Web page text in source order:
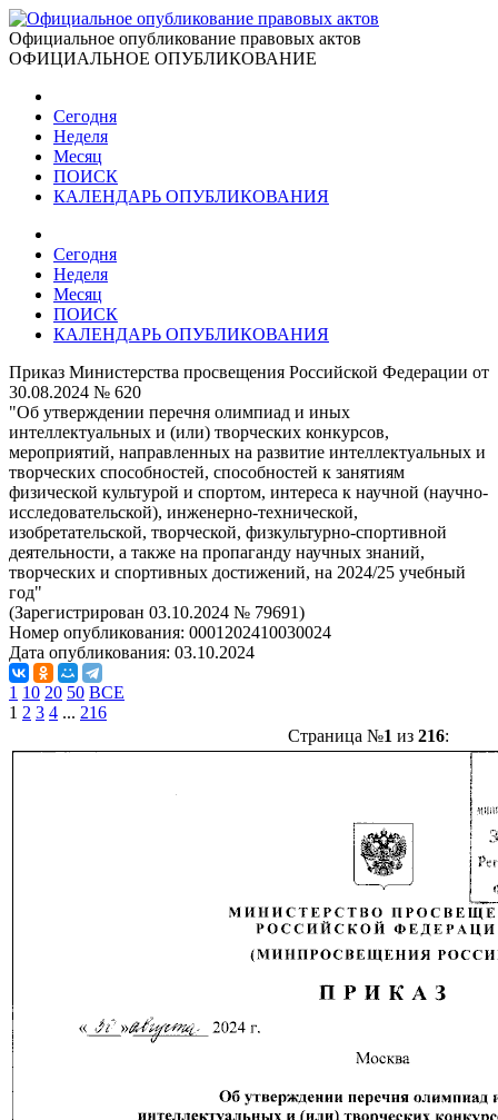
Официальное опубликование правовых актов
ОФИЦИАЛЬНОЕ ОПУБЛИКОВАНИЕ
Сегодня
Неделя
Месяц
ПОИСК
КАЛЕНДАРЬ ОПУБЛИКОВАНИЯ
Сегодня
Неделя
Месяц
ПОИСК
КАЛЕНДАРЬ ОПУБЛИКОВАНИЯ
Приказ Министерства просвещения Российской Федерации от
30.08.2024 № 620
"Об утверждении перечня олимпиад и иных
интеллектуальных и (или) творческих конкурсов,
мероприятий, направленных на развитие интеллектуальных и
творческих способностей, способностей к занятиям
физической культурой и спортом, интереса к научной (научно-
исследовательской), инженерно-технической,
изобретательской, творческой, физкультурно-спортивной
деятельности, а также на пропаганду научных знаний,
творческих и спортивных достижений, на 2024/25 учебный
год"
(Зарегистрирован 03.10.2024 № 79691)
Номер опубликования: 0001202410030024
Дата опубликования: 03.10.2024
1 10 20 50 ВСЕ
1 2 3 4 ... 216
Страница №1 из 216: